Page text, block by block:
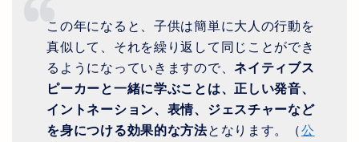
この年になると、子供は簡単に大人の行動を
真似して、それを繰り返して同じことができ
るようになっていきますので、ネイティブス
ピーカーと一緒に学ぶことは、正しい発音、
イントネーション、表情、ジェスチャーなど
を身につける効果的な方法となります。（公